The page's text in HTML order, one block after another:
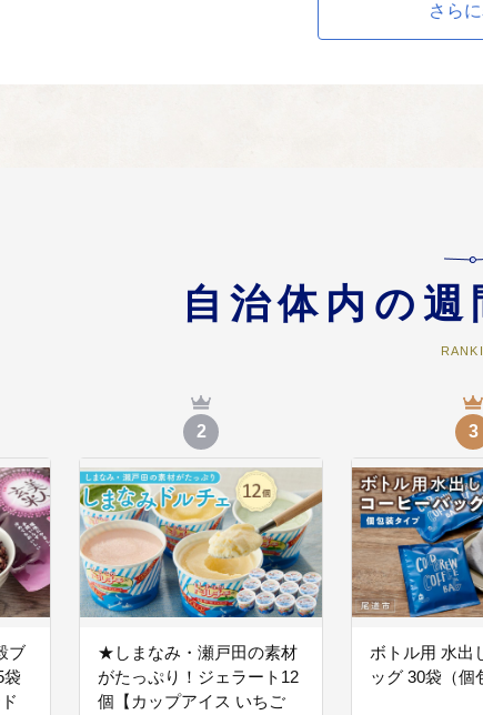
妊娠期から子育て期にわたる悩みに対する専門的な相談支援
て健康で快適に暮らし続ける環境づくりに活用します。
先端技術を活用したまちづくりに【スマートシティ
人口減少、少子高齢化などの地域課題の解決や、新型コロナ
な生活を送ることができるスマートシティ尾道市の実現に活用
日本遺産への認定を活かした地域の活性化に
日本遺産に認定された尾道市の魅力を国内外に発信し、交流
光振興事業 など
さら
自治体内の
ブ
袋
2
★しまなみ・瀬戸田の素材
がたっぷり！ジェラート12
個【カップアイス いちご
3
ボトル用 水出
ッグ 30袋（個